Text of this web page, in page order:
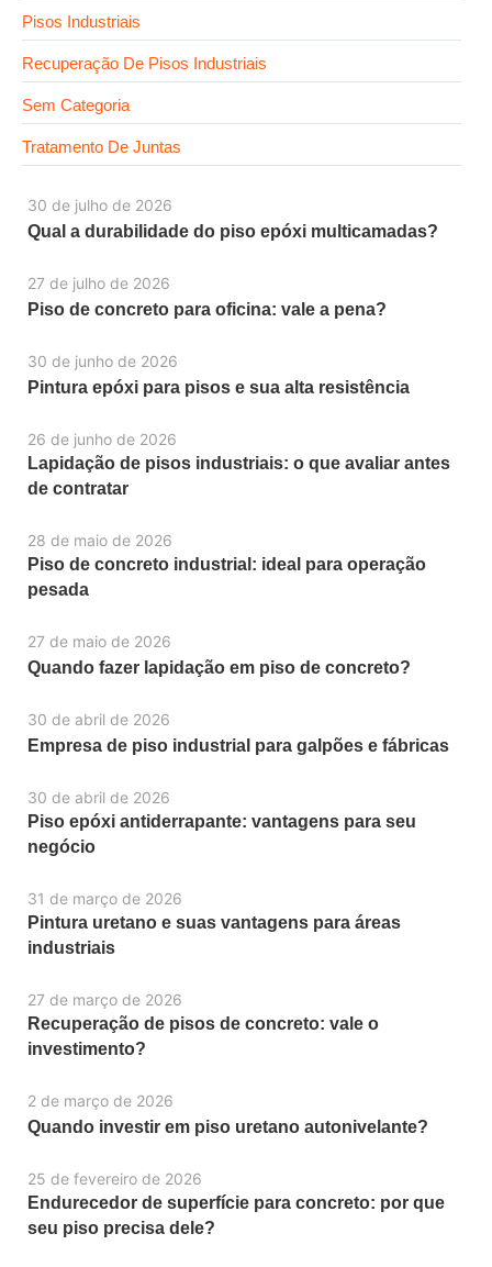
30 de julho de 2026
Qual a durabilidade do piso epóxi multicamadas?
27 de julho de 2026
Piso de concreto para oficina: vale a pena?
30 de junho de 2026
Pintura epóxi para pisos e sua alta resistência
26 de junho de 2026
Lapidação de pisos industriais: o que avaliar antes
de contratar
28 de maio de 2026
Piso de concreto industrial: ideal para operação
pesada
27 de maio de 2026
Quando fazer lapidação em piso de concreto?
30 de abril de 2026
Empresa de piso industrial para galpões e fábricas
30 de abril de 2026
Piso epóxi antiderrapante: vantagens para seu
negócio
31 de março de 2026
Pintura uretano e suas vantagens para áreas
industriais
27 de março de 2026
Recuperação de pisos de concreto: vale o
investimento?
2 de março de 2026
Quando investir em piso uretano autonivelante?
25 de fevereiro de 2026
Endurecedor de superfície para concreto: por que
seu piso precisa dele?
Pisos Industriais
Recuperação De Pisos Industriais
Sem Categoria
Tratamento De Juntas